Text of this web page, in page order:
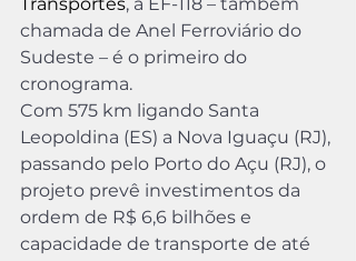
chamada de Anel Ferroviário do
Sudeste – é o primeiro do
cronograma.
Com 575 km ligando Santa
Leopoldina (ES) a Nova Iguaçu (RJ),
passando pelo Porto do Açu (RJ), o
projeto prevê investimentos da
ordem de R$ 6,6 bilhões e
capacidade de transporte de até